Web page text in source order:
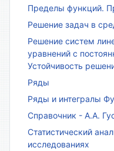
Пределы функций.
Решение задач в
Решение систем
уравнений с
Устойчивость
Ряды
Ряды и интегралы
Справочник - А.А.
Статистический
исследованиях